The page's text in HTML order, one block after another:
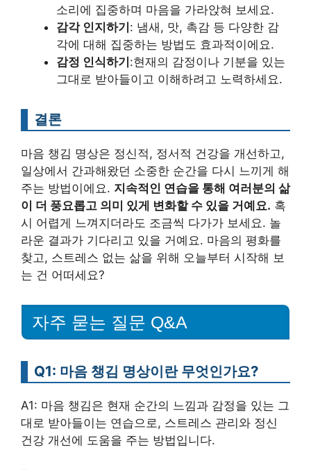
소리에 집중하며 마음을 가라앉혀 보세요.
감각 인지하기 : 냄새, 맛, 촉감 등 다양한 감
각에 대해 집중하는 방법도 효과적이에요.
감정 인식하기 :현재의 감정이나 기분을 있는
그대로 받아들이고 이해하려고 노력하세요.
결론
마음 챙김 명상은 정신적, 정서적 건강을 개선하고,
일상에서 간과해왔던 소중한 순간을 다시 느끼게 해
주는 방법이에요. 지속적인 연습을 통해 여러분의 삶
이 더 풍요롭고 의미 있게 변화할 수 있을 거예요. 혹
시 어렵게 느껴지더라도 조금씩 다가가 보세요. 놀
라운 결과가 기다리고 있을 거예요. 마음의 평화를
찾고, 스트레스 없는 삶을 위해 오늘부터 시작해 보
는 건 어떠세요?
자주 묻는 질문 Q&A
Q1: 마음 챙김 명상이란 무엇인가요?
A1: 마음 챙김은 현재 순간의 느낌과 감정을 있는 그
대로 받아들이는 연습으로, 스트레스 관리와 정신
건강 개선에 도움을 주는 방법입니다.